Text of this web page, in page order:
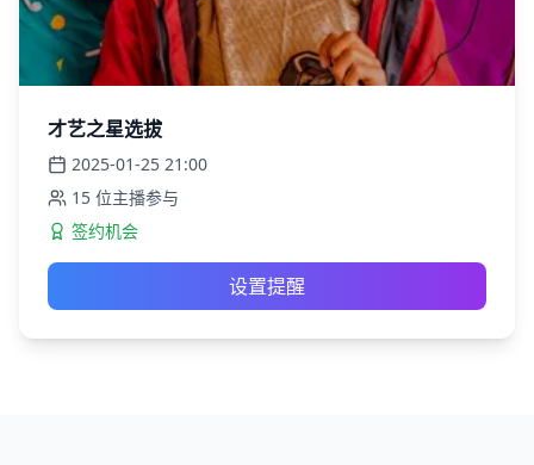
才艺之星选拔
2025-01-25 21:00
15 位主播参与
签约机会
设置提醒